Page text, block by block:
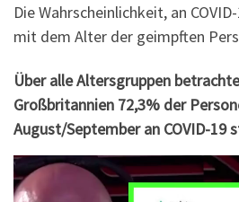
Die Wahrscheinlichkeit, an
mit dem Alter der geimpften
Über alle Altersgruppen
Großbritannien 72,3% der
August/September an COVID-19